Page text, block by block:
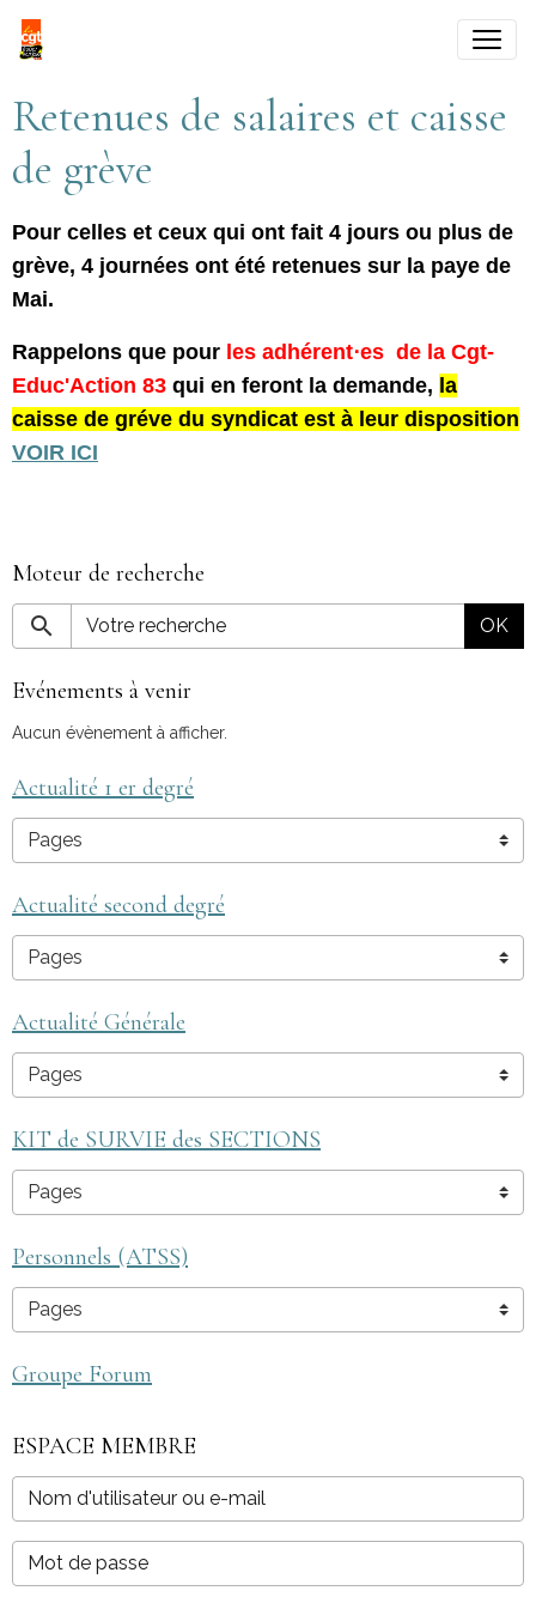
Retenues de salaires et caisse
de grève
Pour celles et ceux qui ont fait 4 jours ou plus de
grève, 4 journées ont été retenues sur la paye de
Mai.
Rappelons que pour les adhérent⋅es de la Cgt-
Educ'Action 83 qui en feront la demande, la
caisse de gréve du syndicat est à leur disposition
VOIR ICI
Moteur de recherche
OK
Evénements à venir
Aucun évènement à afficher.
Actualité 1 er degré
Actualité second degré
Actualité Générale
KIT de SURVIE des SECTIONS
Personnels (ATSS)
Groupe Forum
ESPACE MEMBRE